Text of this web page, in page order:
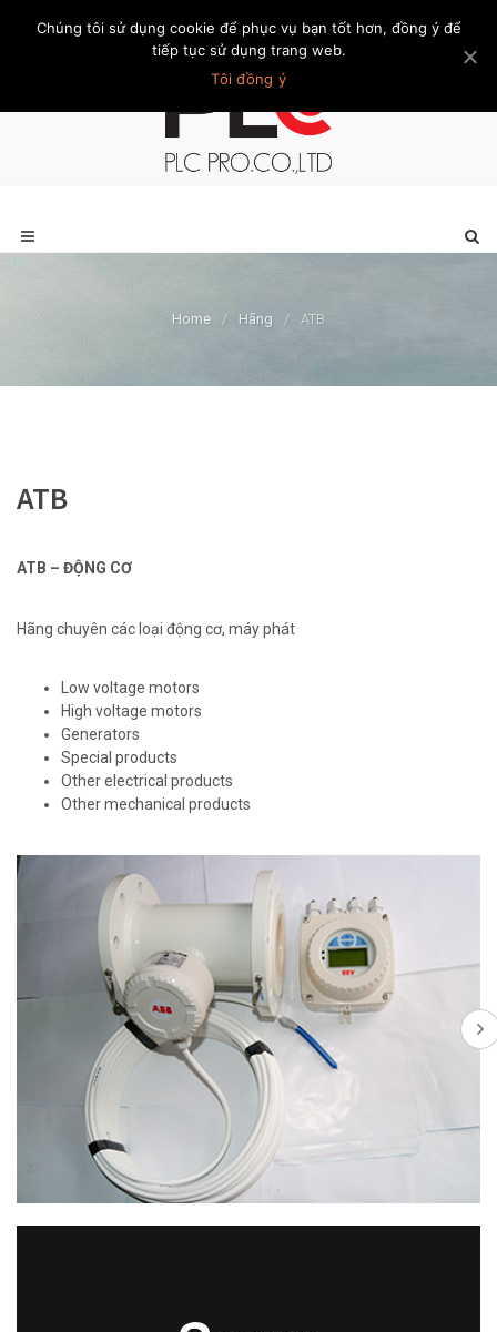
Trang chủ Giới thiệu Khách hàng Liên hệ Thành viên
Home / Hãng / ATB
ATB
ATB – ĐỘNG CƠ
Hãng chuyên các loại động cơ, máy phát
Low voltage motors
High voltage motors
Generators
Special products
Other electrical products
Other mechanical products
Chúng tôi sử dụng cookie để phục vụ bạn tốt hơn, đồng ý để
tiếp tục sử dụng trang web.
Tôi đồng ý